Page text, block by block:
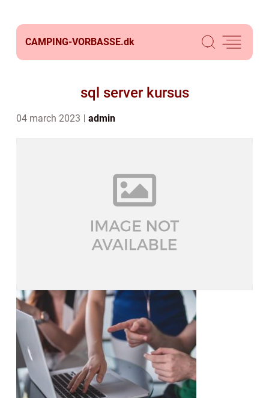
CAMPING-VORBASSE.dk
sql server kursus
04 march 2023 admin